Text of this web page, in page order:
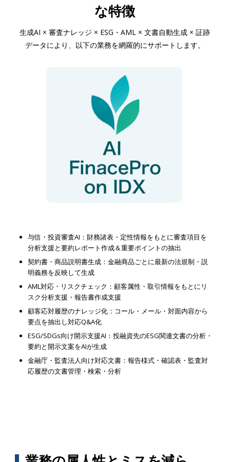
な特徴
生成AI × 審査ナレッジ × ESG・AML × 文書自動生成 × 証跡
データにより、以下の業務を網羅的にサポートします。
与信・投資審査AI：財務諸表・定性情報をもとに審査項目を
分析支援と要約レポート作成＆重要ポイントの抽出
契約書・商品説明書生成：金融商品ごとに最新の法規制・説
明義務を反映して生成
AML対応・リスクチェック：顧客属性・取引情報をもとにリ
スク分析支援・報告書作成支援
顧客応対履歴のナレッジ化：コール・メール・対面内容から
要点を抽出し対応Q&A化
ESG/SDGs向け開示支援AI：投融資先のESG関連文書の分析・
要約と開示文案をAIが生成
金融庁・監査法人向け対応文書：報告様式・確認表・監査対
応履歴の文書管理・検索・分析